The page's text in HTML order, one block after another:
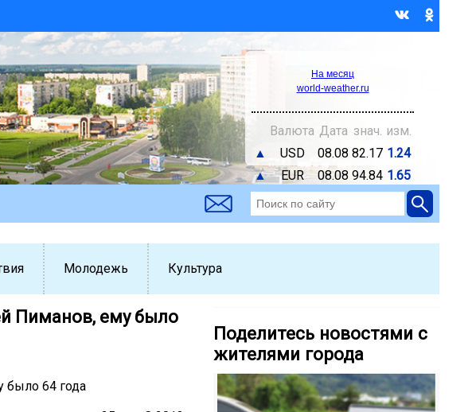
На месяц
world-weather.ru
Валюта Дата знач. изм.
▲
USD 08.08 82.17 1.24
▲
EUR 08.08 94.84 1.65
Молодежь Культура
Пиманов, ему было
было 64 года
Поделитесь новостями с
жителями города